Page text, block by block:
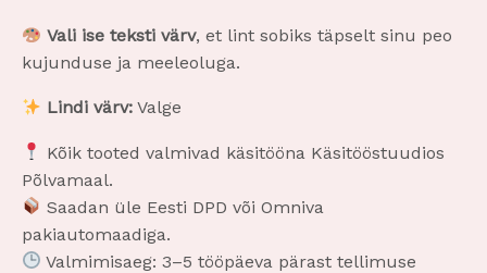
Vali ise teksti värv, et lint sobiks täpselt sinu peo
kujunduse ja meeleoluga.
Lindi värv: Valge
Kõik tooted valmivad käsitööna Käsitööstuudios
Põlvamaal.
Saadan üle Eesti DPD või Omniva
pakiautomaadiga.
Valmimisaeg: 3–5 tööpäeva pärast tellimuse